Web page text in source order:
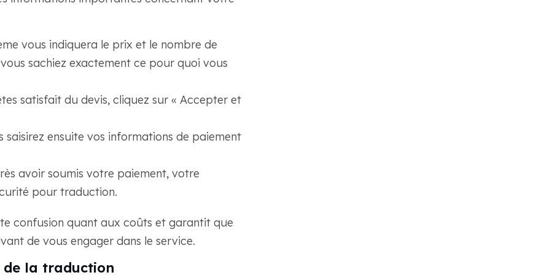
vous indiquera le prix et le nombre de
sachiez exactement ce pour quoi vous
satisfait du devis, cliquez sur « Accepter et
saisirez ensuite vos informations de paiement
avoir soumis votre paiement, votre
pour traduction.
confusion quant aux coûts et garantit que
de vous engager dans le service.
de la traduction